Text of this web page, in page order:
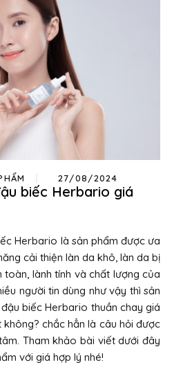
27/08/2024
biếc Herbario giá
Herbario là sản phẩm được ưa
cải thiện làn da khô, làn da bị
toàn, lành tính và chất lượng của
người tin dùng như vậy thì sản
biếc Herbario thuần chay giá
chắc hẳn là câu hỏi được
Tham khảo bài viết dưới đây
với giá hợp lý nhé!